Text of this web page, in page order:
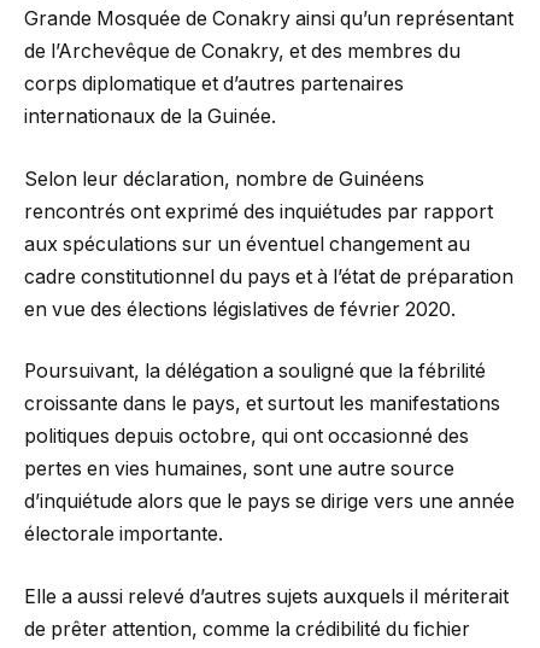
Grande Mosquée de Conakry ainsi qu’un représentant
de l’Archevêque de Conakry, et des membres du
corps diplomatique et d’autres partenaires
internationaux de la Guinée.
Selon leur déclaration, nombre de Guinéens
rencontrés ont exprimé des inquiétudes par rapport
aux spéculations sur un éventuel changement au
cadre constitutionnel du pays et à l’état de préparation
en vue des élections législatives de février 2020.
Poursuivant, la délégation a souligné que la fébrilité
croissante dans le pays, et surtout les manifestations
politiques depuis octobre, qui ont occasionné des
pertes en vies humaines, sont une autre source
d’inquiétude alors que le pays se dirige vers une année
électorale importante.
Elle a aussi relevé d’autres sujets auxquels il mériterait
de prêter attention, comme la crédibilité du fichier